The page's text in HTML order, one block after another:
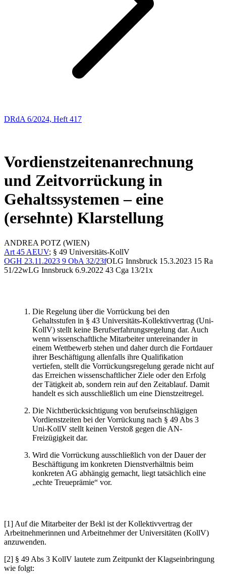
DRdA 6/2024, Heft 417
Vordienstzeitenanrechnung
und Zeitvorrückung in
Gehaltssystemen – eine
(ersehnte) Klarstellung
ANDREA POTZ (WIEN)
Art 45 AEUV; § 49 Universitäts-KollV
OGH 23.11.2023 9 ObA 32/23fOLG Innsbruck 15.3.2023 15 Ra
51/22wLG Innsbruck 6.9.2022 43 Cga 13/21x
Die Regelung über die Vorrückung bei den
Gehaltsstufen in § 43 Universitäts-Kollektivvertrag (Uni-
KollV) stellt keine Berufserfahrungsregelung dar. Auch
wenn wissenschaftliche Mitarbeiter untereinander in
einem Wettbewerb stehen und daher durch die Fortdauer
ihrer Beschäftigung allenfalls ihre Qualifikation
vertiefen, stellt die Vorrückungsregelung gerade nicht auf
das Erreichen wissenschaftlicher Ziele oder den Erfolg
der Tätigkeit ab, sondern rein auf den Zeitablauf. Damit
handelt es sich ausschließlich um eine Dienstzeitregel.
Die Nichtberücksichtigung von berufseinschlägigen
Vordienstzeiten bei der Vorrückung nach § 49 Abs 3
Uni-KollV stellt keinen Verstoß gegen die AN-
Freizügigkeit dar.
Wird die Vorrückung ausschließlich von der Dauer der
Beschäftigung im konkreten Dienstverhältnis beim
konkreten AG abhängig gemacht, liegt tatsächlich eine
„echte Treueprämie“ vor.
[1] Auf die Mitarbeiter der Bekl ist der Kollektivvertrag der
Arbeitnehmerinnen und Arbeitnehmer der Universitäten (KollV)
anzuwenden.
[2] § 49 Abs 3 KollV lautete zum Zeitpunkt der Klagseinbringung
wie folgt: